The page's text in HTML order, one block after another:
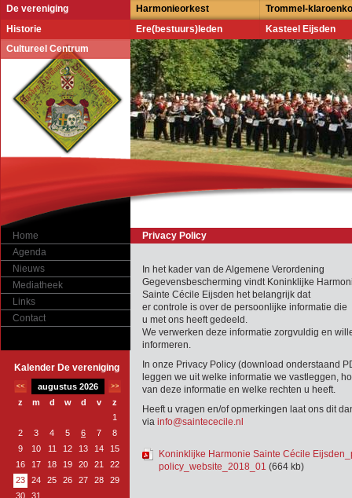
De vereniging Harmonieorkest
Trommel-
Historie
Ere(bestuurs)leden
Kasteel Eijsden
Cultureel Centrum
Home
Agenda
Nieuws
Mediatheek
Links
Contact
Kalender De vereniging
augustus 2026
z
m d w d v
z
1
2
3 4 5 6 7
8
9
10 11 12 13 14
15
16
17 18 19 20 21
22
23
24 25 26 27 28
29
30
31
Privacy Policy
In het kader van de Algemene Verordening
Gegevensbescherming vindt Koninklijke
Sainte Cécile Eijsden het belangrijk dat
er controle is over de persoonlijke informatie die
u met ons heeft gedeeld.
We verwerken deze informatie zorgvuldig en
informeren.
In onze Privacy Policy (download onderstaand
leggen we uit welke informatie we vastleggen,
van deze informatie en welke rechten u heeft.
Heeft u vragen en/of opmerkingen laat ons dit
via info@saintececile.nl
Koninklijke Harmonie Sainte Cécile
policy_website_2018_01 (664 kb)